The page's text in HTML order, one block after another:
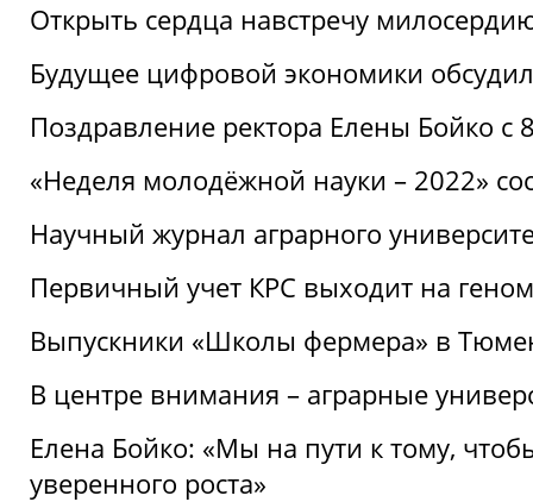
Открыть сердца навстречу
Будущее цифровой экономики
Поздравление ректора Елены Бойко с
«Неделя молодёжной науки – 2022»
Научный журнал аграрного
Первичный учет КРС выходит на
Выпускники «Школы фермера» в
В центре внимания – аграрные
Елена Бойко: «Мы на пути к тому,
уверенного роста»